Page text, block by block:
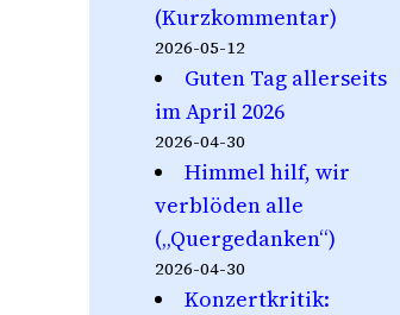
(Kurzkommentar)
2026-05-12
Guten Tag allerseits
im April 2026
2026-04-30
Himmel hilf, wir
verblöden alle
(„Quergedanken“)
2026-04-30
Konzertkritik: